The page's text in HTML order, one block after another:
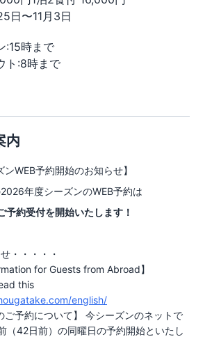
日〜11月3日
:15時まで
ト :8時まで
内
ンWEB予約開始のお知らせ】
年度シーズンのWEB予約は
予約受付を開始いたします！
・・・・・
for Guests from Abroad】
this
english/
ご予約について】 今シーズンのネットで
（42日前）の同曜日の予約開始といたし